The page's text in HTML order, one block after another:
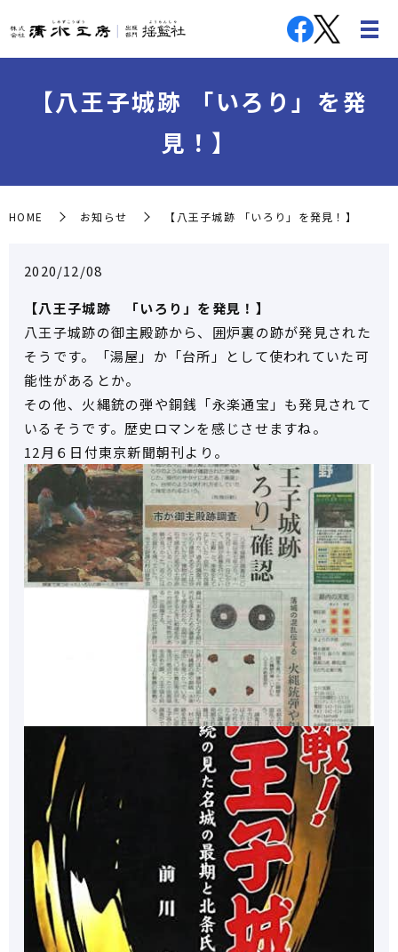
【八王子城跡 「いろり」を発
見！】
HOME お知らせ 【八王子城跡 「いろり」を発見！】
2020/12/08
【八王子城跡 「いろり」を発見！】
八王子城跡の御主殿跡から、囲炉裏の跡が発見された
そうです。「湯屋」か「台所」として使われていた可
能性があるとか。
その他、火縄銃の弾や銅銭「永楽通宝」も発見されて
いるそうです。歴史ロマンを感じさせますね。
12月６日付東京新聞朝刊より。